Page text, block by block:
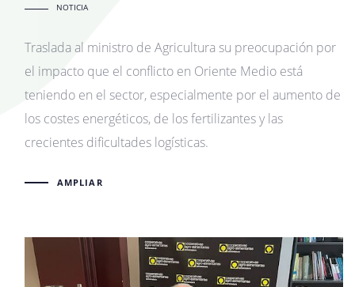
NOTICIA
Traslada al ministro de Agricultura su preocupación por
el impacto que el conflicto en Oriente Medio está
teniendo en el sector, especialmente por el aumento de
los costes energéticos, de los fertilizantes y las
crecientes dificultades logísticas.
AMPLIAR